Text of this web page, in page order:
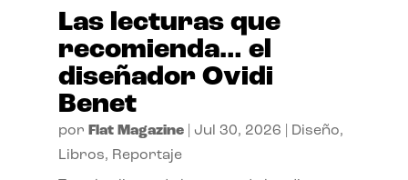
Las lecturas que
recomienda… el
diseñador Ovidi
Benet
por Flat Magazine| Jul 30, 2026 Diseño,
Libros, Reportaje